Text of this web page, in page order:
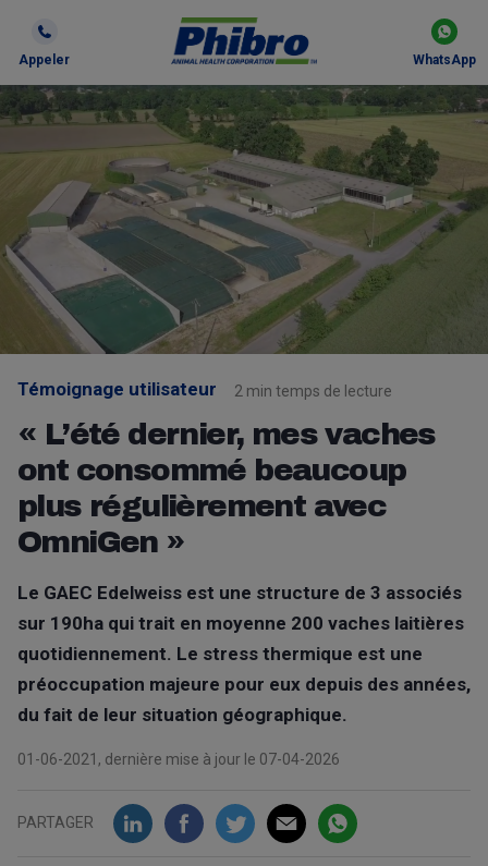
Appeler WhatsApp
Témoignage utilisateur 2 min temps de lecture
« L’été dernier, mes vaches
ont consommé beaucoup
plus régulièrement avec
OmniGen »
Le GAEC Edelweiss est une structure de 3 associés
sur 190ha qui trait en moyenne 200 vaches laitières
quotidiennement. Le stress thermique est une
préoccupation majeure pour eux depuis des années,
du fait de leur situation géographique.
01-06-2021, dernière mise à jour le 07-04-2026
PARTAGER